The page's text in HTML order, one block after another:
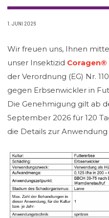
1. JUNI 2026
Wir freuen uns, Ihnen
unser Insektizid Coragen®
der Verordnung (EG) Nr.
gegen Erbsenwickler in
Die Genehmigung gilt ab
September 2026 für 120
die Details zur